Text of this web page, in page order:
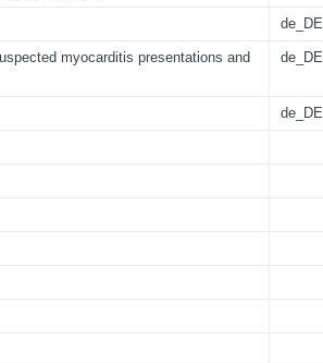
de_DE
myocarditis presentations and
de_DE
de_DE